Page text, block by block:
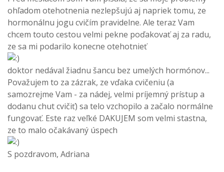
ohľadom otehotnenia nezlepšujú aj napriek tomu, ze
hormonálnu jogu cvičím pravidelne. Ale teraz Vam
chcem touto cestou velmi pekne poďakovať aj za radu,
ze sa mi podarilo konecne otehotnieť
doktor nedával žiadnu šancu bez umelých hormónov...
Považujem to za zázrak, ze vďaka cvičeniu (a
samozrejme Vam - za nádej, velmi príjemný prístup a
dodanu chut cvičiť) sa telo vzchopilo a začalo normálne
fungovať. Este raz veľké DAKUJEM som velmi stastna,
ze to malo očakávaný úspech
S pozdravom, Adriana